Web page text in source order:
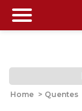
Home > Quentes